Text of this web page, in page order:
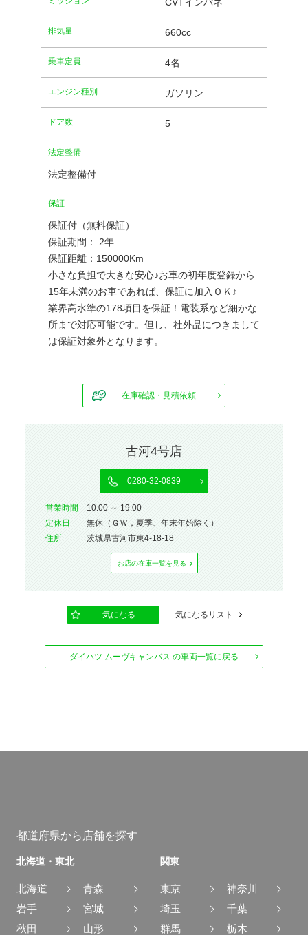
CVTインパネ
排気量 660cc
乗車定員 4名
エンジン種別 ガソリン
ドア数 5
法定整備
法定整備付
保証
保証付（無料保証）
保証期間： 2年
保証距離：150000Km
小さな負担で大きな安心♪お車の初年度登録から
15年未満のお車であれば、保証に加入ＯＫ♪
業界高水準の178項目を保証！電装系など細かな
所まで対応可能です。但し、社外品につきまして
は保証対象外となります。
在庫確認・見積依頼
古河4号店
0280-32-0839
営業時間
10:00 ～ 19:00
定休⽇
無休（ＧＷ，夏季、年末年始除く）
住所
茨城県古河市東4-18-18
お店の在庫⼀覧を⾒る
気になる 気になるリスト
ダイハツ ムーヴキャンバス の車両一覧に戻る
都道府県から店舗を探す
北海道・東北
北海道
青森
岩手
宮城
秋田
山形
関東
東京
神奈川
埼玉
千葉
群馬
栃木